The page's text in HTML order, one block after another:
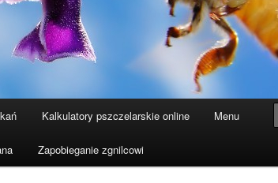
Kalkulatory pszczelarskie online Menu
Zapobieganie zgnilcowi